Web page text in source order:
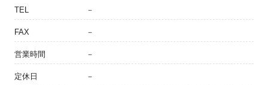
TEL －
FAX －
営業時間 －
定休日 －